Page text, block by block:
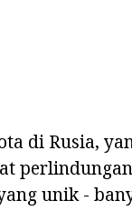
di Rusia,
unik -